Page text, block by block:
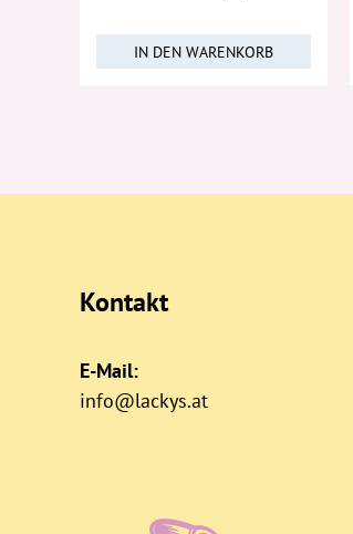
IN DEN WARENKORB
Kontakt
E-Mail:
info@lackys.at